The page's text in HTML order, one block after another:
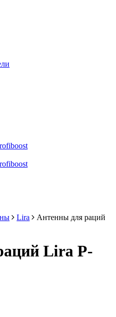
Lira
Антенны для раций
Lira P-